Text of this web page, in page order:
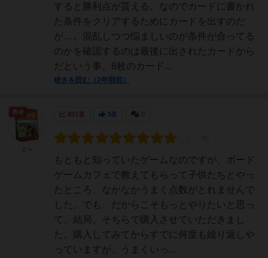
すると勝利点が貰える。なのでカードに書かれ
た条件をクリアするためにカードを出すのだ
が…。混乱しつつ悩ましいのが条件が合ってる
のかを確認するのは最後に出されたカードから
だという事。8枚のカード...
続きを読む（2年弱前）
821名 3名
もともと知っていたゲームなのですが、ボード
ゲームカフェで教えてもらって子供たちとやっ
たところ、なかなかうまく点数がとれませんで
した。でも、だからこそもっとやりたいと思っ
て、結局、そちらで購入させていただきまし
た。購入してみてからすでに何度も繰り返しや
っていますが、うまくいっ...